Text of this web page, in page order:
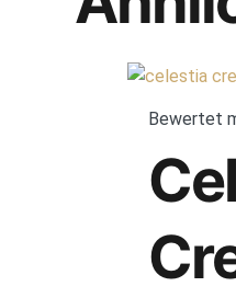
Bewertet